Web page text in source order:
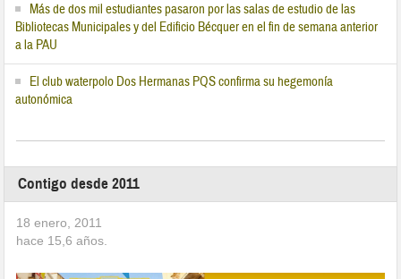
Más de dos mil estudiantes pasaron por las salas de estudio de las
Bibliotecas Municipales y del Edificio Bécquer en el fin de semana anterior
a la PAU
El club waterpolo Dos Hermanas PQS confirma su hegemonía
autonómica
Contigo desde 2011
18 enero, 2011
hace 15,6 años.